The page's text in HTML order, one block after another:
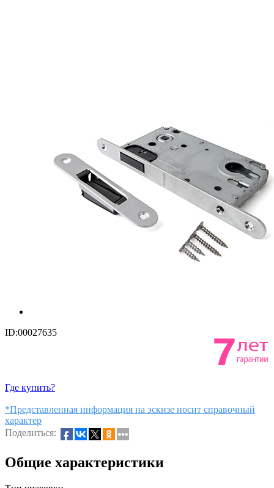
ID:00027635
Где купить?
*Представленная информация на эскизе носит справочный
характер
Поделиться:
Общие характеристики